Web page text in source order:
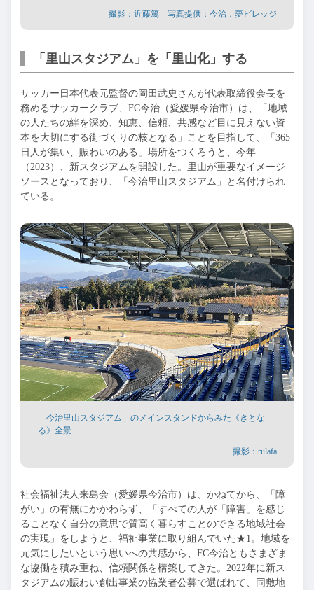
撮影：近藤篤 写真提供：今治．夢ビレッジ
「里山スタジアム」を「里山化」する
サッカー日本代表元監督の岡田武史さんが代表取締役会長を
務めるサッカークラブ、 FC今治（愛媛県今治市）は、「地域
の人たちの絆を深め、知恵、信頼、共感など目に見えない資
本を大切にする街づくりの核となる」ことを目指して、「 365
日人が集い、賑わいのある」場所をつくろうと、今年
（ 2023）、新スタジアムを開設した。里山が重要なイメージ
ソースとなっており、「今治里山スタジアム」と名付けられ
ている。
「今治里山スタジアム」のメインスタンドからみた《きとな
る》全景
撮影：rulafa
社会福祉法人来島会（愛媛県今治市）は、かねてから、「障
がい」の有無にかかわらず、「すべての人が「障害」を感じ
ることなく自分の意思で質高く暮らすことのできる地域社会
の実現」をしようと、福祉事業に取り組んでいた★1。地域を
元気にしたいという思いへの共感から、 FC今治ともさまざま
な協働を積み重ね、信頼関係を構築してきた。 2022年に新ス
タジアムの賑わい創出事業の協業者公募で選ばれて、同敷地